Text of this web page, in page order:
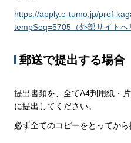
https://apply.e-tumo.jp/pref-
tempSeq=5705（外部サイトへ
郵送で提出する場合
提出書類を、全てA4判用紙・
に提出してください。
必ず全てのコピーをとってから